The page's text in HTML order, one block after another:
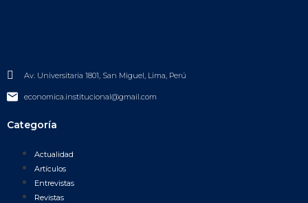
Av. Universitaria 1801, San Miguel, Lima, Perú
economica.institucional@gmail.com
Categoría
Actualidad
Artículos
Entrevistas
Revistas